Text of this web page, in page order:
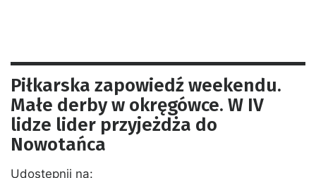
Piłkarska zapowiedź weekendu.
Małe derby w okręgówce. W IV
lidze lider przyjeżdża do
Nowotańca
Udostępnij na: